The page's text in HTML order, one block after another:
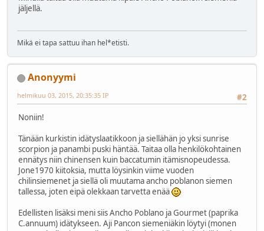
jäljellä.
Mikä ei tapa sattuu ihan hel*etisti.
Anonyymi
#2
helmikuu 03, 2015, 20:35:35 IP
Noniin!
Tänään kurkistin idätyslaatikkoon ja siellähän jo yksi sunrise
scorpion ja panambi puski häntää. Taitaa olla henkilökohtainen
ennätys niin chinensen kuin baccatumin itämisnopeudessa.
Jone1970 kiitoksia, mutta löysinkin viime vuoden
chilinsiemenet ja siellä oli muutama ancho poblanon siemen
tallessa, joten eipä olekkaan tarvetta enää
Edellisten lisäksi meni siis Ancho Poblano ja Gourmet (paprika
C.annuum) idätykseen. Aji Pancon siemeniäkin löytyi (monen